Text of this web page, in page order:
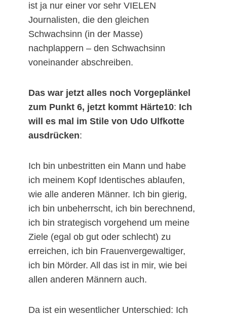
ist ja nur einer vor sehr VIELEN
Journalisten, die den gleichen
Schwachsinn (in der Masse)
nachplappern – den Schwachsinn
voneinander abschreiben.
Das war jetzt alles noch Vorgeplänkel
zum Punkt 6, jetzt kommt Härte10: Ich
will es mal im Stile von Udo Ulfkotte
ausdrücken:
Ich bin unbestritten ein Mann und habe
ich meinem Kopf Identisches ablaufen,
wie alle anderen Männer. Ich bin gierig,
ich bin unbeherrscht, ich bin berechnend,
ich bin strategisch vorgehend um meine
Ziele (egal ob gut oder schlecht) zu
erreichen, ich bin Frauenvergewaltiger,
ich bin Mörder. All das ist in mir, wie bei
allen anderen Männern auch.
Da ist ein wesentlicher Unterschied: Ich